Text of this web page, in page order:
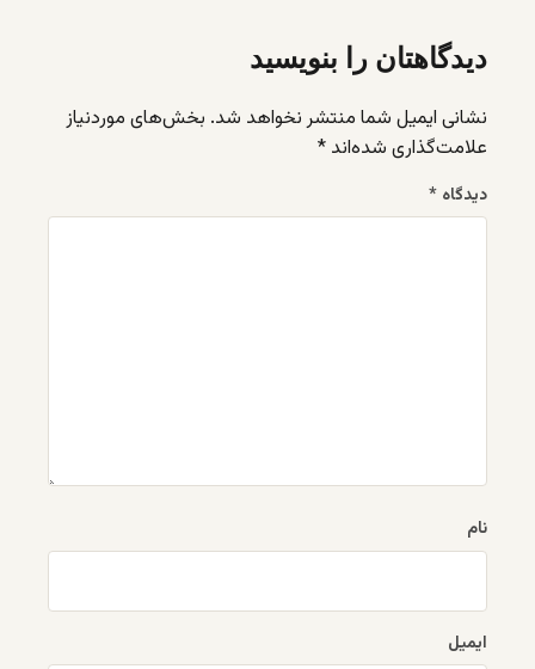
دیدگاهتان را بنویسید
نشانی ایمیل شما منتشر نخواهد شد. بخش‌های موردنیاز
علامت‌گذاری شده‌اند *
دیدگاه *
نام
ایمیل